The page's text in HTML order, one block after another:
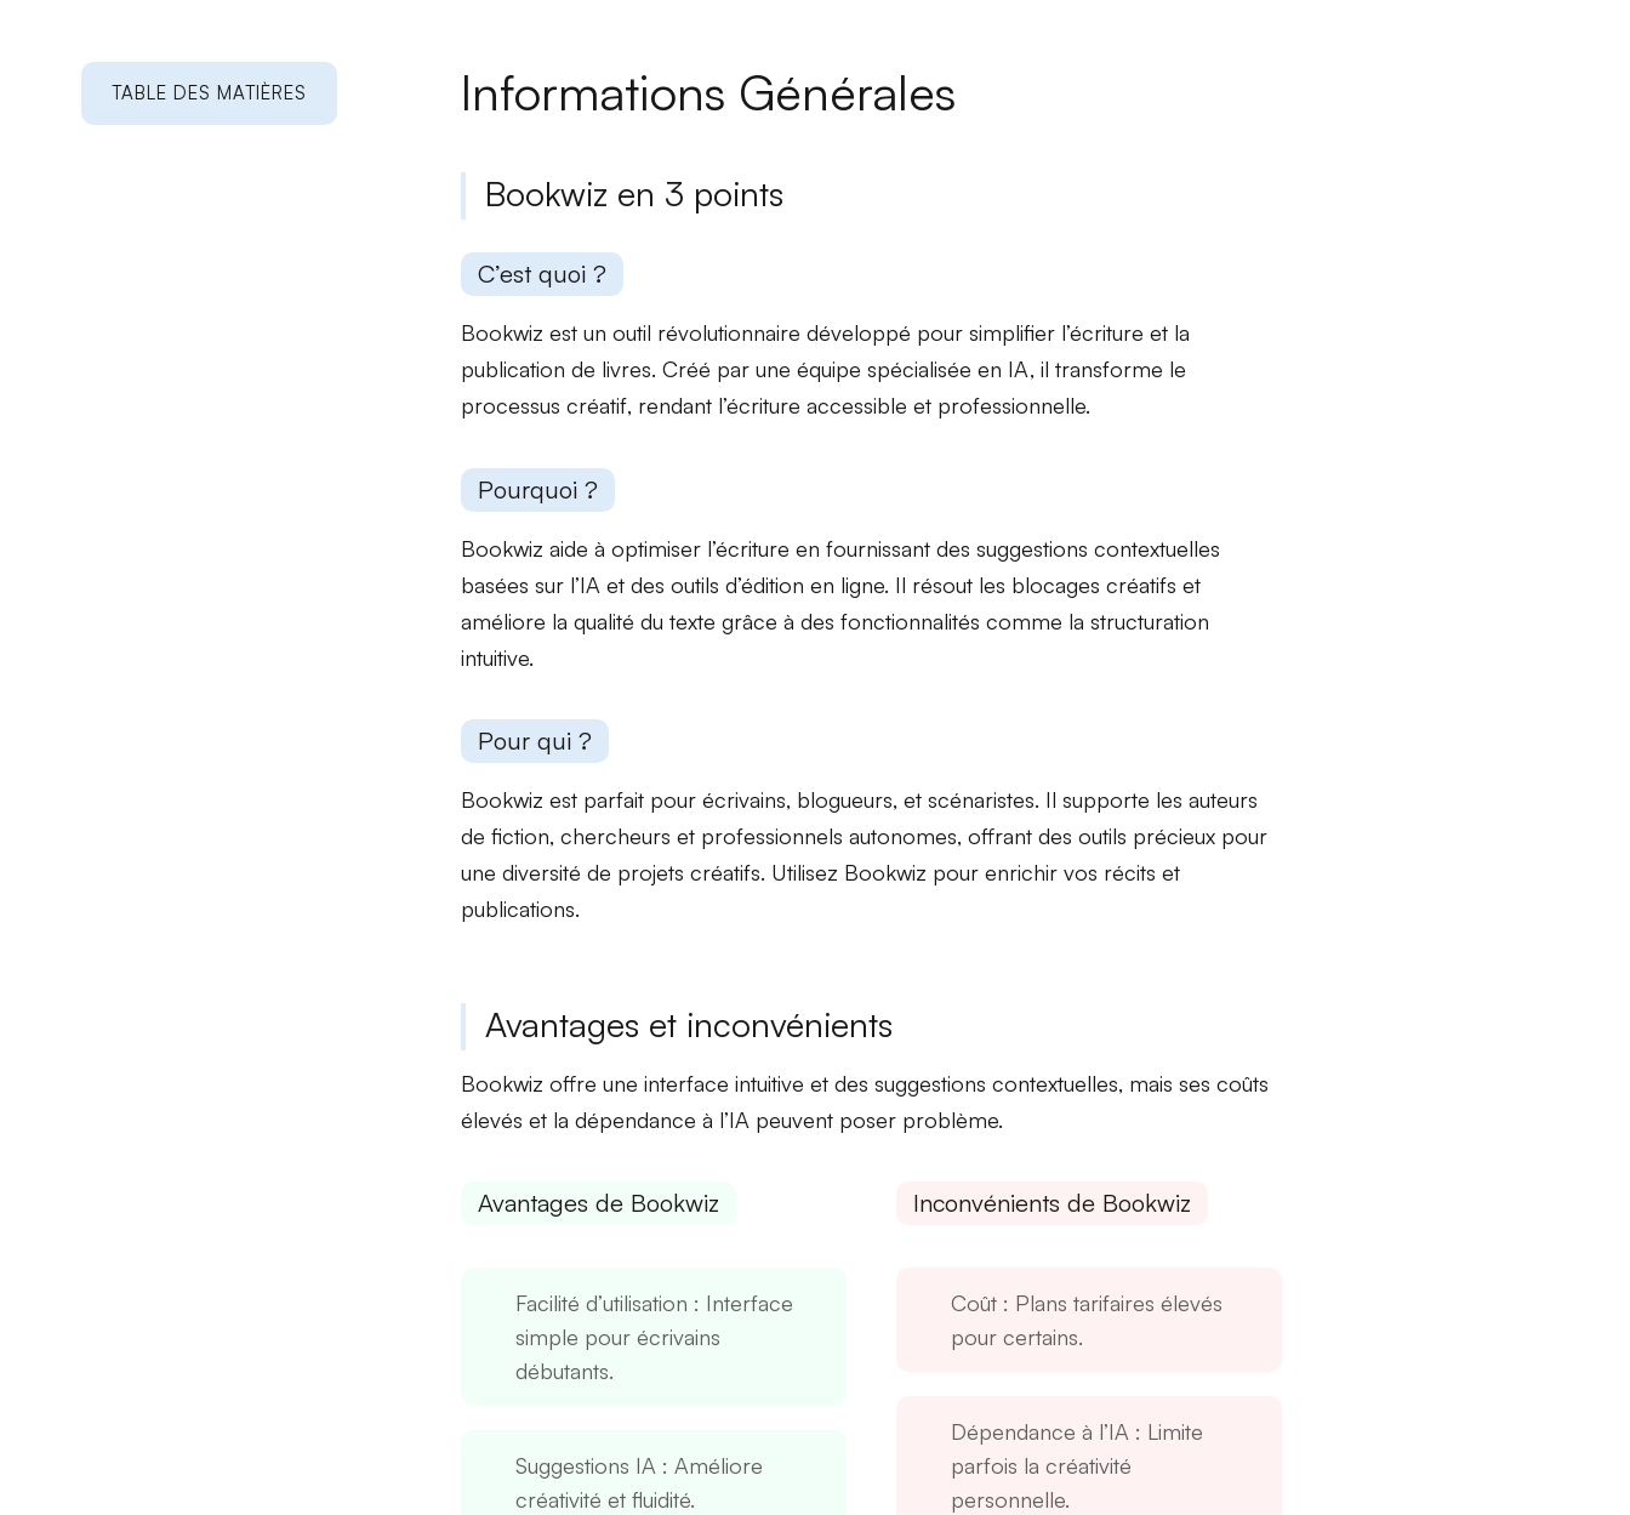
TABLE DES MATIÈRES Informations Générales
Bookwiz en 3 points
C’est quoi ?
Bookwiz est un outil révolutionnaire développé pour simplifier l’écriture et la
publication de livres. Créé par une équipe spécialisée en IA, il transforme le
processus créatif, rendant l’écriture accessible et professionnelle.
Pourquoi ?
Bookwiz aide à optimiser l’écriture en fournissant des suggestions contextuelles
basées sur l’IA et des outils d’édition en ligne. Il résout les blocages créatifs et
améliore la qualité du texte grâce à des fonctionnalités comme la structuration
intuitive.
Pour qui ?
Bookwiz est parfait pour écrivains, blogueurs, et scénaristes. Il supporte les auteurs
de fiction, chercheurs et professionnels autonomes, offrant des outils précieux pour
une diversité de projets créatifs. Utilisez Bookwiz pour enrichir vos récits et
publications.
Avantages et inconvénients
Bookwiz offre une interface intuitive et des suggestions contextuelles, mais ses coûts
élevés et la dépendance à l’IA peuvent poser problème.
Avantages de Bookwiz
Facilité d’utilisation : Interface
simple pour écrivains
débutants.
Suggestions IA : Améliore
créativité et fluidité.
Inconvénients de Bookwiz
Coût: Plans tarifaires élevés
pour certains.
Dépendance à l’IA : Limite
parfois la créativité
personnelle.